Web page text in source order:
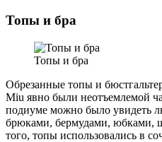
Топы и бра
Топы и бра
Обрезанные топы и
Miu явно были неотъемлемой
подиуме можно было увидеть
брюками, бермудами, юбками,
того, топы использовались в